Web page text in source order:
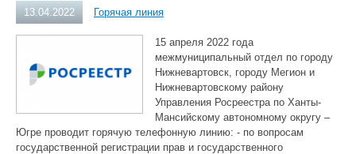
13.04.2022 Горячая линия
15 апреля 2022 года
межмуниципальный отдел по городу
Нижневартовск, городу Мегион и
Нижневартовскому району
Управления Росреестра по Ханты-
Мансийскому автономному округу –
Югре проводит горячую телефонную линию: - по вопросам
государственной регистрации прав и государственного